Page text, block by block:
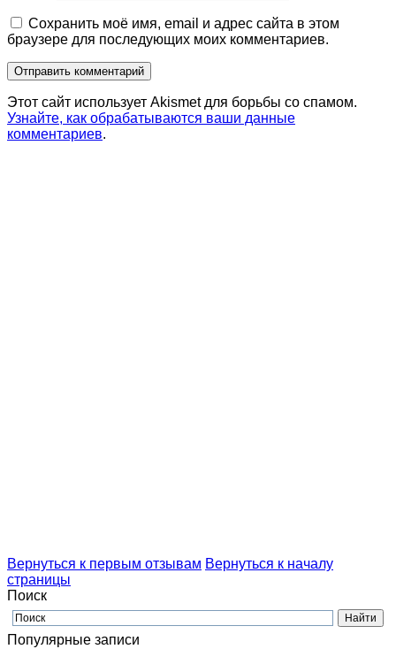
Сохранить моё имя, email и адрес сайта в этом
браузере для последующих моих комментариев.
Этот сайт использует Akismet для борьбы со спамом.
Узнайте, как обрабатываются ваши данные
комментариев.
Вернуться к первым отзывам Вернуться к началу
страницы
Поиск
Популярные записи